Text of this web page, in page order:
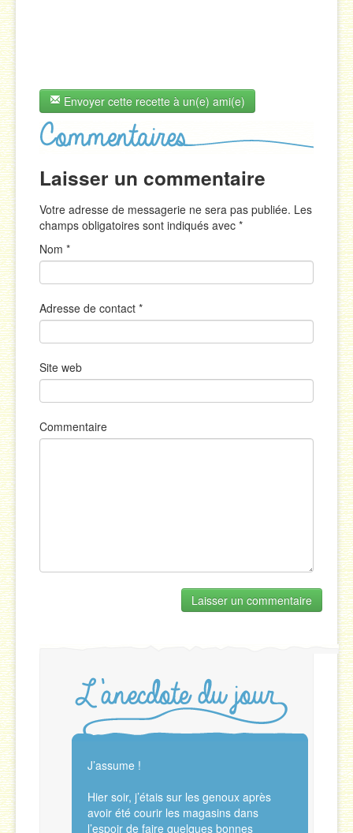
Envoyer cette recette à un(e) ami(e)
Laisser un commentaire
Votre adresse de messagerie ne sera pas publiée. Les
champs obligatoires sont indiqués avec *
Nom *
Adresse de contact *
Site web
Commentaire
J’assume !
Hier soir, j’étais sur les genoux après
avoir été courir les magasins dans
l’espoir de faire quelques bonnes